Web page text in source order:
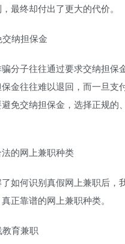
最终却付出了更大的代价。
纳担保金
分子往往通过要求交纳担保
金往往难以退回，而一旦支
免交纳担保金，选择正规的
的网上兼职种类
如何识别真假网上兼职后，
正靠谱的网上兼职种类。
教育兼职